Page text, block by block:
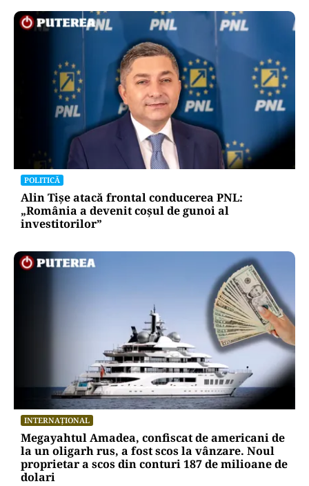
POLITICĂ
Alin Tișe atacă frontal conducerea PNL:
„România a devenit coșul de gunoi al
investitorilor”
INTERNAȚIONAL
Megayahtul Amadea, confiscat de americani de
la un oligarh rus, a fost scos la vânzare. Noul
proprietar a scos din conturi 187 de milioane de
dolari